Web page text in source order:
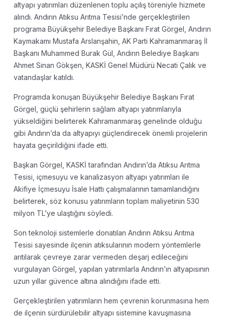
altyapı yatırımları düzenlenen toplu açılış töreniyle hizmete
alındı. Andırın Atıksu Arıtma Tesisi’nde gerçekleştirilen
programa Büyükşehir Belediye Başkanı Fırat Görgel, Andırın
Kaymakamı Mustafa Arslanşahin, AK Parti Kahramanmaraş İl
Başkanı Muhammed Burak Gül, Andırın Belediye Başkanı
Ahmet Sinan Gökşen, KASKİ Genel Müdürü Necati Çalık ve
vatandaşlar katıldı.
Programda konuşan Büyükşehir Belediye Başkanı Fırat
Görgel, güçlü şehirlerin sağlam altyapı yatırımlarıyla
yükseldiğini belirterek Kahramanmaraş genelinde olduğu
gibi Andırın’da da altyapıyı güçlendirecek önemli projelerin
hayata geçirildiğini ifade etti.
Başkan Görgel, KASKİ tarafından Andırın’da Atıksu Arıtma
Tesisi, içmesuyu ve kanalizasyon altyapı yatırımları ile
Akifiye İçmesuyu İsale Hattı çalışmalarının tamamlandığını
belirterek, söz konusu yatırımların toplam maliyetinin 530
milyon TL’ye ulaştığını söyledi.
Son teknoloji sistemlerle donatılan Andırın Atıksu Arıtma
Tesisi sayesinde ilçenin atıksularının modern yöntemlerle
arıtılarak çevreye zarar vermeden deşarj edileceğini
vurgulayan Görgel, yapılan yatırımlarla Andırın’ın altyapısının
uzun yıllar güvence altına alındığını ifade etti.
Gerçekleştirilen yatırımların hem çevrenin korunmasına hem
de ilçenin sürdürülebilir altyapı sistemine kavuşmasına